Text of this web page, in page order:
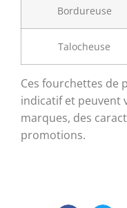
Bordureuse
Talocheuse
Ces fourchettes de
indicatif et peuvent
marques, des
promotions.